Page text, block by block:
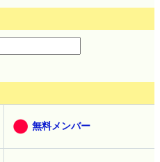
無料メンバー